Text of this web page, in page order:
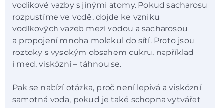
vodíkové vazby s jinými atomy. Pokud sacharosu
rozpustíme ve vodě, dojde ke vzniku
vodíkových vazeb mezi vodou a sacharosou
a propojení mnoha molekul do sítí. Proto jsou
roztoky s vysokým obsahem cukru, například
i med, viskózní – táhnou se.
Pak se nabízí otázka, proč není lepivá a viskózní
samotná voda, pokud je také schopna vytvářet